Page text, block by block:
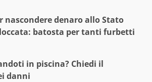
nascondere denaro allo Stato
batosta per tanti furbetti
in piscina? Chiedi il
danni